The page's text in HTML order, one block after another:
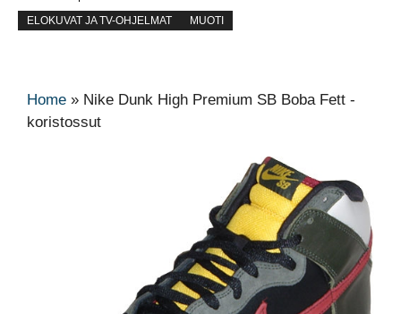
ELOKUVAT JA TV-OHJELMAT MUOTI
Home » Nike Dunk High Premium SB Boba Fett -
koristossut